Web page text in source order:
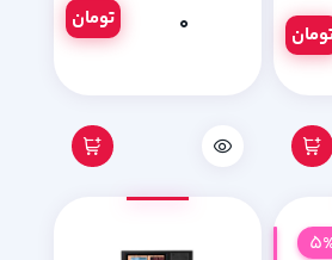
تومان